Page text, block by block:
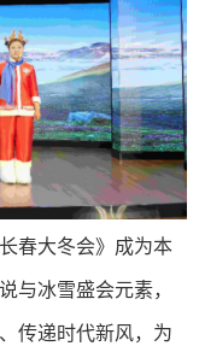
春大冬会》成为本
与冰雪盛会元素，
传递时代新风，为